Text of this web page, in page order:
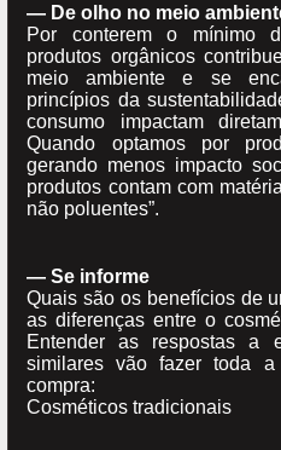
— De olho no meio
Por conterem o mínimo
produtos orgânicos
meio ambiente e se
princípios da
consumo impactam
Quando optamos por
gerando menos impacto
produtos contam com
não poluentes”.
— Se informe
Quais são os benefícios de
as diferenças entre o
Entender as respostas a
similares vão fazer toda
compra:
Cosméticos tradicionais